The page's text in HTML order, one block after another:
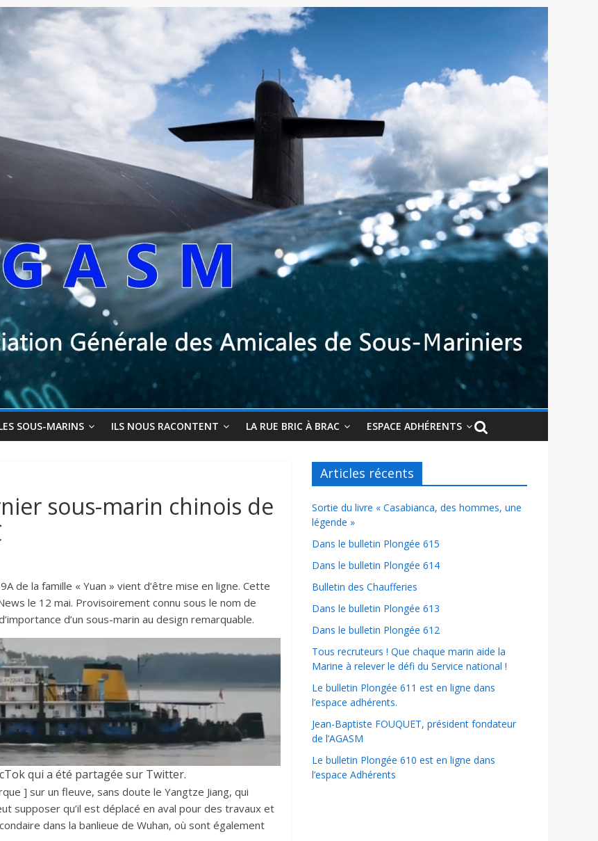
SOUS-MARINS ILS NOUS RACONTENT LA RUE BRIC À BRAC ESPACE ADHÉRENTS
sous-marin chinois de
de la famille « Yuan » vient d’être mise en ligne. Cette
le 12 mai. Provisoirement connu sous le nom de
d’un sous-marin au design remarquable.
qui a été partagée sur Twitter.
] sur un fleuve, sans doute le Yangtze Jiang, qui
supposer qu’il est déplacé en aval pour des travaux et
dans la banlieue de Wuhan, où sont également
Articles récents
Sortie du livre « Casabianca, des hommes, une
légende »
Dans le bulletin Plongée 615
Dans le bulletin Plongée 614
Bulletin des Chaufferies
Dans le bulletin Plongée 613
Dans le bulletin Plongée 612
Tous recruteurs ! Que chaque marin aide la
Marine à relever le défi du Service national !
Le bulletin Plongée 611 est en ligne dans
l’espace adhérents.
Jean-Baptiste FOUQUET, président fondateur
de l’AGASM
Le bulletin Plongée 610 est en ligne dans
l’espace Adhérents